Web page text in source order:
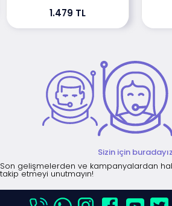
1.479 TL
Sizin için buradayız
Son gelişmelerden ve kampanyalardan
takip etmeyi unutmayın!